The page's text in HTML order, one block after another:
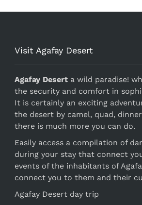
Visit Agafay Desert
Agafay Desert a wild paradise!
the security and comfort in
It is certainly an exciting
the desert by camel, quad,
there is much more you can do.
Easily access a compilation of
during your stay that connect
events of the inhabitants of
connect you to them and their
Agafay Desert day trip